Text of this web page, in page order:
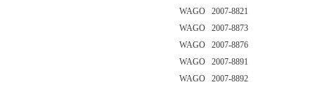
WAGO 2007-8821
WAGO 2007-8873
WAGO 2007-8876
WAGO 2007-8891
WAGO 2007-8892